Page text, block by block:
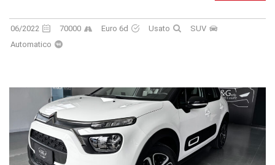
06/2022 70000 Euro 6d Usato
SUV
Automatico